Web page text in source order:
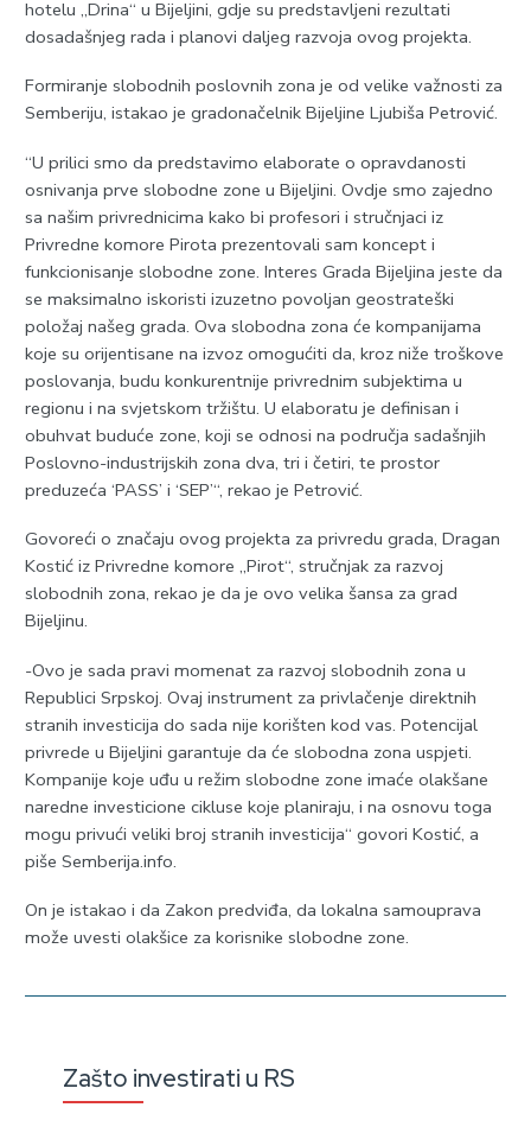
hotelu „Drina“ u Bijeljini, gdje su predstavljeni rezultati
dosadašnjeg rada i planovi daljeg razvoja ovog projekta.
Formiranje slobodnih poslovnih zona je od velike važnosti za
Semberiju, istakao je gradonačelnik Bijeljine Ljubiša Petrović.
“U prilici smo da predstavimo elaborate o opravdanosti
osnivanja prve slobodne zone u Bijeljini. Ovdje smo zajedno
sa našim privrednicima kako bi profesori i stručnjaci iz
Privredne komore Pirota prezentovali sam koncept i
funkcionisanje slobodne zone. Interes Grada Bijeljina jeste da
se maksimalno iskoristi izuzetno povoljan geostrateški
položaj našeg grada. Ova slobodna zona će kompanijama
koje su orijentisane na izvoz omogućiti da, kroz niže troškove
poslovanja, budu konkurentnije privrednim subjektima u
regionu i na svjetskom tržištu. U elaboratu je definisan i
obuhvat buduće zone, koji se odnosi na područja sadašnjih
Poslovno-industrijskih zona dva, tri i četiri, te prostor
preduzeća ‘PASS’ i ‘SEP’“, rekao je Petrović.
Govoreći o značaju ovog projekta za privredu grada, Dragan
Kostić iz Privredne komore „Pirot“, stručnjak za razvoj
slobodnih zona, rekao je da je ovo velika šansa za grad
Bijeljinu.
-Ovo je sada pravi momenat za razvoj slobodnih zona u
Republici Srpskoj. Ovaj instrument za privlačenje direktnih
stranih investicija do sada nije korišten kod vas. Potencijal
privrede u Bijeljini garantuje da će slobodna zona uspjeti.
Kompanije koje uđu u režim slobodne zone imaće olakšane
naredne investicione cikluse koje planiraju, i na osnovu toga
mogu privući veliki broj stranih investicija“ govori Kostić, a
piše Semberija.info.
On je istakao i da Zakon predviđa, da lokalna samouprava
može uvesti olakšice za korisnike slobodne zone.
Zašto investirati u RS